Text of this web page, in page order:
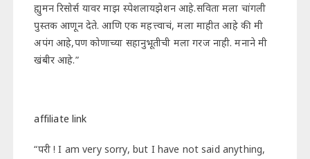
ह्युमन रिसोर्स यावर माझ स्पेशलायझेशन आहे.सविता मला चांगली
पुस्तक आणून देते. आणि एक महत्त्वाचं, मला माहीत आहे की मी
अपंग आहे,पण कोणाच्या सहानुभूतीची मला गरज नाही. मनाने मी
खंबीर आहे.”
affiliate link
“परी ! I am very sorry, but I have not said anything,